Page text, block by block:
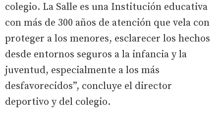
colegio. La Salle es una Institución educativa
con más de 300 años de atención que vela con
proteger a los menores, esclarecer los hechos
desde entornos seguros a la infancia y la
juventud, especialmente a los más
desfavorecidos”, concluye el director
deportivo y del colegio.